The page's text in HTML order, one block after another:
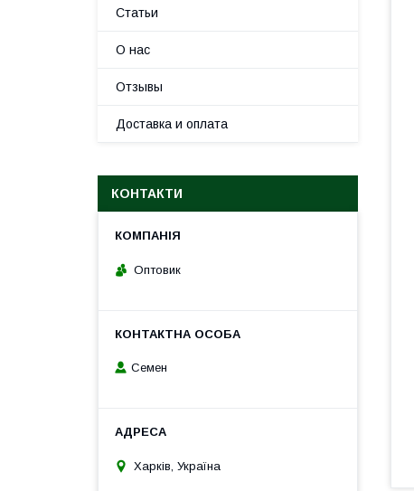
Статьи
О нас
Отзывы
Доставка и оплата
КОНТАКТИ
Оптовик
Семен
Харків, Україна